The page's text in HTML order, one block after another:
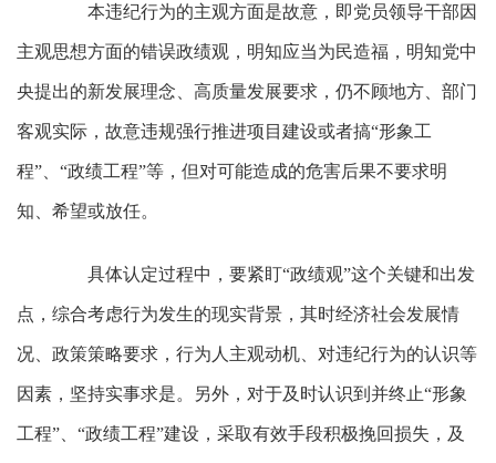
本违纪行为的主观方面是故意，即党员领导干部因
主观思想方面的错误政绩观，明知应当为民造福，明知党中
央提出的新发展理念、高质量发展要求，仍不顾地方、部门
客观实际，故意违规强行推进项目建设或者搞“形象工
程”、“政绩工程”等，但对可能造成的危害后果不要求明
知、希望或放任。
具体认定过程中，要紧盯“政绩观”这个关键和出发
点，综合考虑行为发生的现实背景，其时经济社会发展情
况、政策策略要求，行为人主观动机、对违纪行为的认识等
因素，坚持实事求是。另外，对于及时认识到并终止“形象
工程”、“政绩工程”建设，采取有效手段积极挽回损失，及